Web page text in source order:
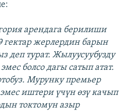
арендага берилиши
жерлердин барын
деп турат. Жылуусуубузду
болсо дагы сатып атат.
Мурунку премьер
иштери үчүн өзү качып
токтомун азыр